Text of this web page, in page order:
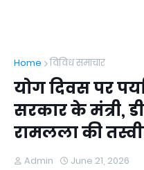
Home विविध समाचार
योग दिवस पर
सरकार के मंत्री,
रामलला की
Admin June 21, 2026